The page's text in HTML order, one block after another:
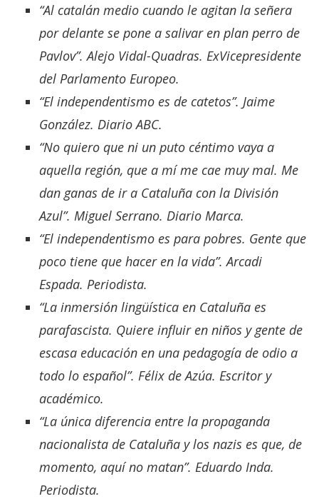
“Al catalán medio cuando le agitan la señera
por delante se pone a salivar en plan perro de
Pavlov”. Alejo Vidal-Quadras. ExVicepresidente
del Parlamento Europeo.
“El independentismo es de catetos”. Jaime
González. Diario ABC.
“No quiero que ni un puto céntimo vaya a
aquella región, que a mí me cae muy mal. Me
dan ganas de ir a Cataluña con la División
Azul”. Miguel Serrano. Diario Marca.
“El independentismo es para pobres. Gente que
poco tiene que hacer en la vida”. Arcadi
Espada. Periodista.
“La inmersión lingüística en Cataluña es
parafascista. Quiere influir en niños y gente de
escasa educación en una pedagogía de odio a
todo lo español”. Félix de Azúa. Escritor y
académico.
“La única diferencia entre la propaganda
nacionalista de Cataluña y los nazis es que, de
momento, aquí no matan”. Eduardo Inda.
Periodista.